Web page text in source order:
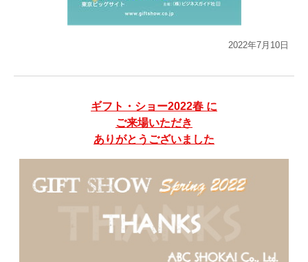
2022年7月10日
ギフト・ショー2022春 に
ご来場いただき
ありがとうございました